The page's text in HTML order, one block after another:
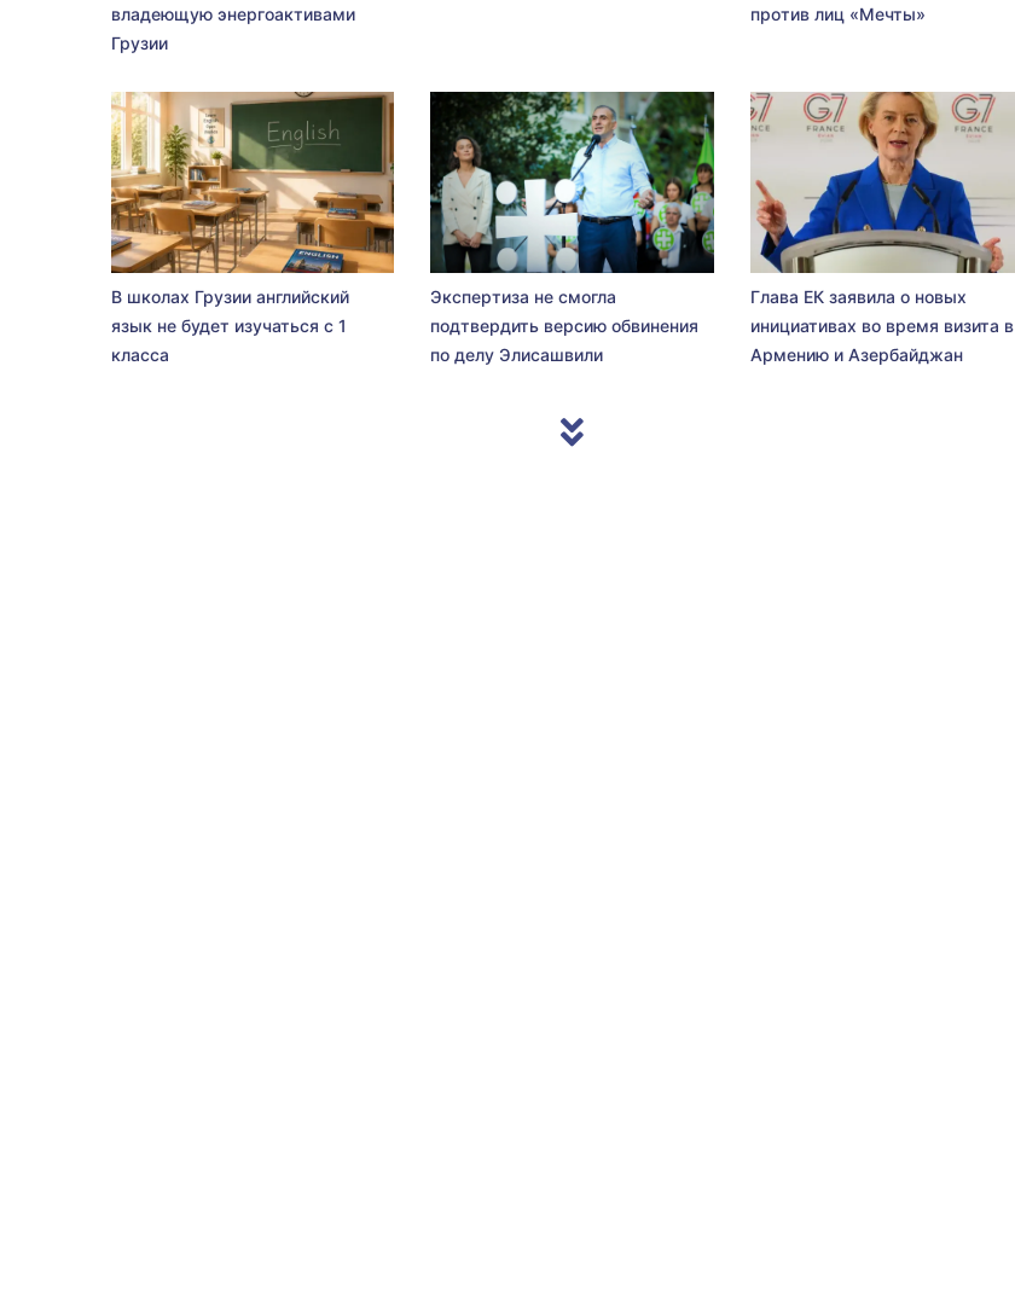
владеющую энергоактивами
Грузии
против лиц «Мечты»
В школах Грузии английский
язык не будет изучаться с 1
класса
Экспертиза не смогла
подтвердить версию обвинения
по делу Элисашвили
Глава ЕК заявила о новых
инициативах во время визита в
Армению и Азербайджан